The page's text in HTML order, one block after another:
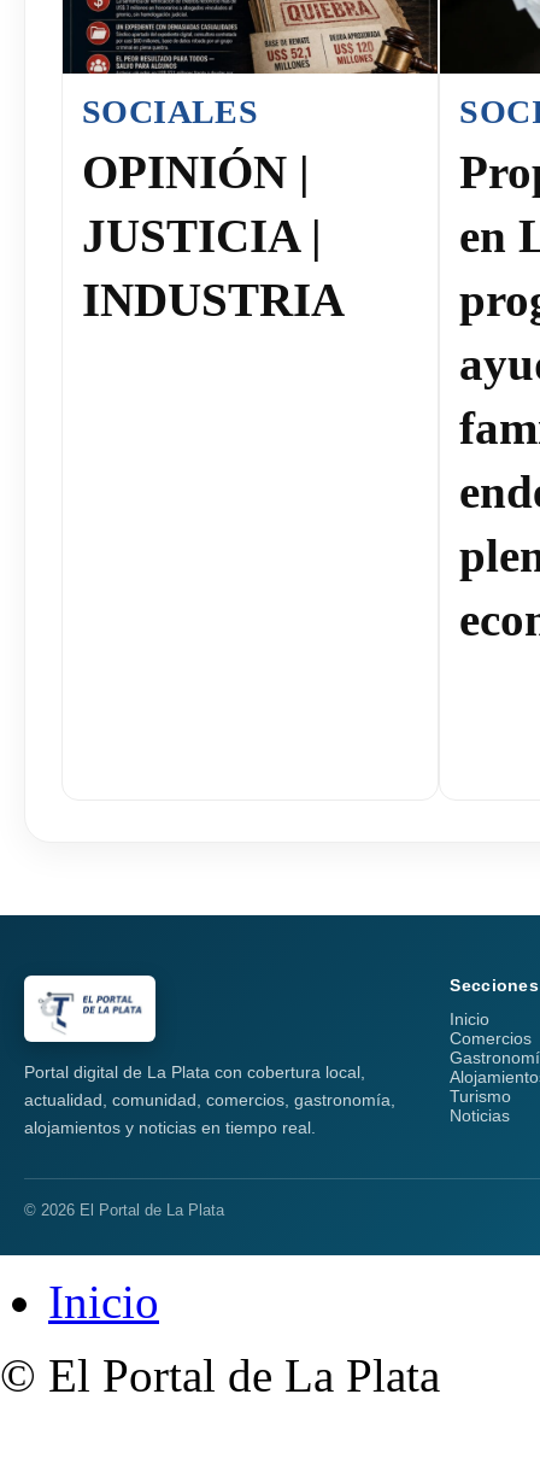
SOCIALES
OPINIÓN |
JUSTICIA |
INDUSTRIA
en
Portal digital de La Plata con cobertura local,
actualidad, comunidad, comercios, gastronomía,
alojamientos y noticias en tiempo real.
Secciones
Inicio
Comercios
Turismo
Noticias
© 2026 El Portal de La Plata
Inicio
© El Portal de La Plata